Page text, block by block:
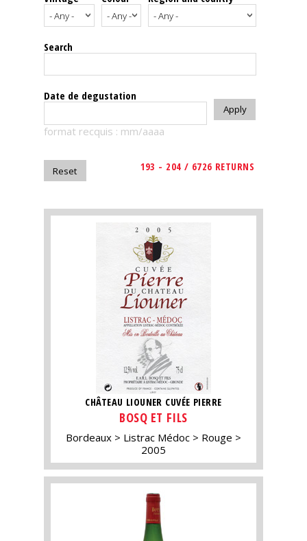
Tasting
reviews
The
magazine
Magazine
Search
Date de degustation
format recquis : mm/aaaa
193 - 204 / 6726 RETURNS
CHÂTEAU LIOUNER CUVÉE PIERRE
BOSQ ET FILS
Bordeaux Listrac Médoc
Rouge
2005